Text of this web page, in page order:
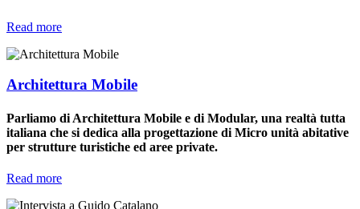
Read more
Architettura Mobile
Parliamo di Architettura Mobile e di Modular, una realtà tutta
italiana che si dedica alla progettazione di Micro unità abitative
per strutture turistiche ed aree private.
Read more